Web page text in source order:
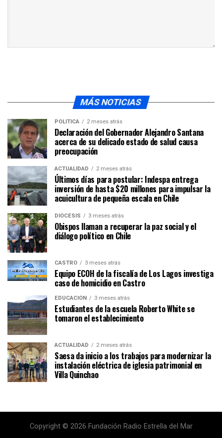
MÁS NOTICIAS
POLÍTICA 2 meses atrás
Declaración del Gobernador Alejandro Santana
acerca de su delicado estado de salud causa
preocupación
ACTUALIDAD 2 meses atrás
Últimos días para postular: Indespa entrega
inversión de hasta $20 millones para impulsar la
acuicultura de pequeña escala en Chile
DIÓCESIS 3 meses atrás
Obispos llaman a recuperar la paz social y el
diálogo político en Chile
CASTRO 3 meses atrás
Equipo ECOH de la fiscalía de Los Lagos investiga
caso de homicidio en Castro
EDUCACIÓN 3 meses atrás
Estudiantes de la escuela Roberto White se
tomaron el establecimiento
ACTUALIDAD 2 meses atrás
Saesa da inicio a los trabajos para modernizar la
instalación eléctrica de iglesia patrimonial en
Villa Quinchao
Copyright © 2026 Fundación Radio Estrella del Mar